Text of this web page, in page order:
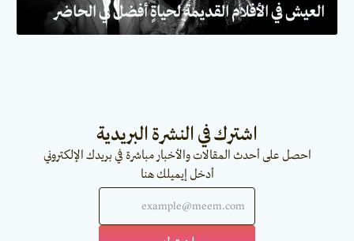
العيش في الأفلام القديمة لحياةٍ أفضل في الحاضر
اشترك في النشرة البريدية
احصل على أحدث المقالات والأخبار مباشرة في بريدك الإلكتروني
أدخل إيميلك هنا